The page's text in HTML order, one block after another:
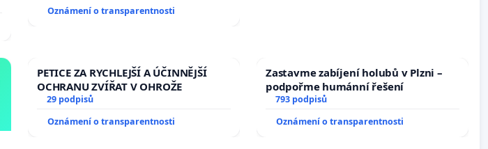
Oznámení o transparentnosti
PETICE ZA RYCHLEJŠÍ A ÚČINNĚJŠÍ
OCHRANU ZVÍŘAT V OHROŽE
29 podpisů
Oznámení o transparentnosti
Zastavme zabíjení holubů v Plzni –
podpořme humánní řešení
793 podpisů
Oznámení o transparentnosti